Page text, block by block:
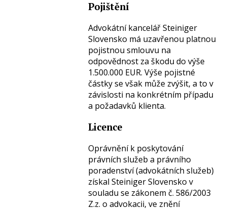
Pojištění
Advokátní kancelář Steiniger
Slovensko má uzavřenou platnou
pojistnou smlouvu na
odpovědnost za škodu do výše
1.500.000 EUR. Výše pojistné
částky se však může zvýšit, a to v
závislosti na konkrétním případu
a požadavků klienta.
Licence
Oprávnění k poskytování
právních služeb a právního
poradenství (advokátních služeb)
získal Steiniger Slovensko v
souladu se zákonem č. 586/2003
Z.z. o advokacii, ve znění